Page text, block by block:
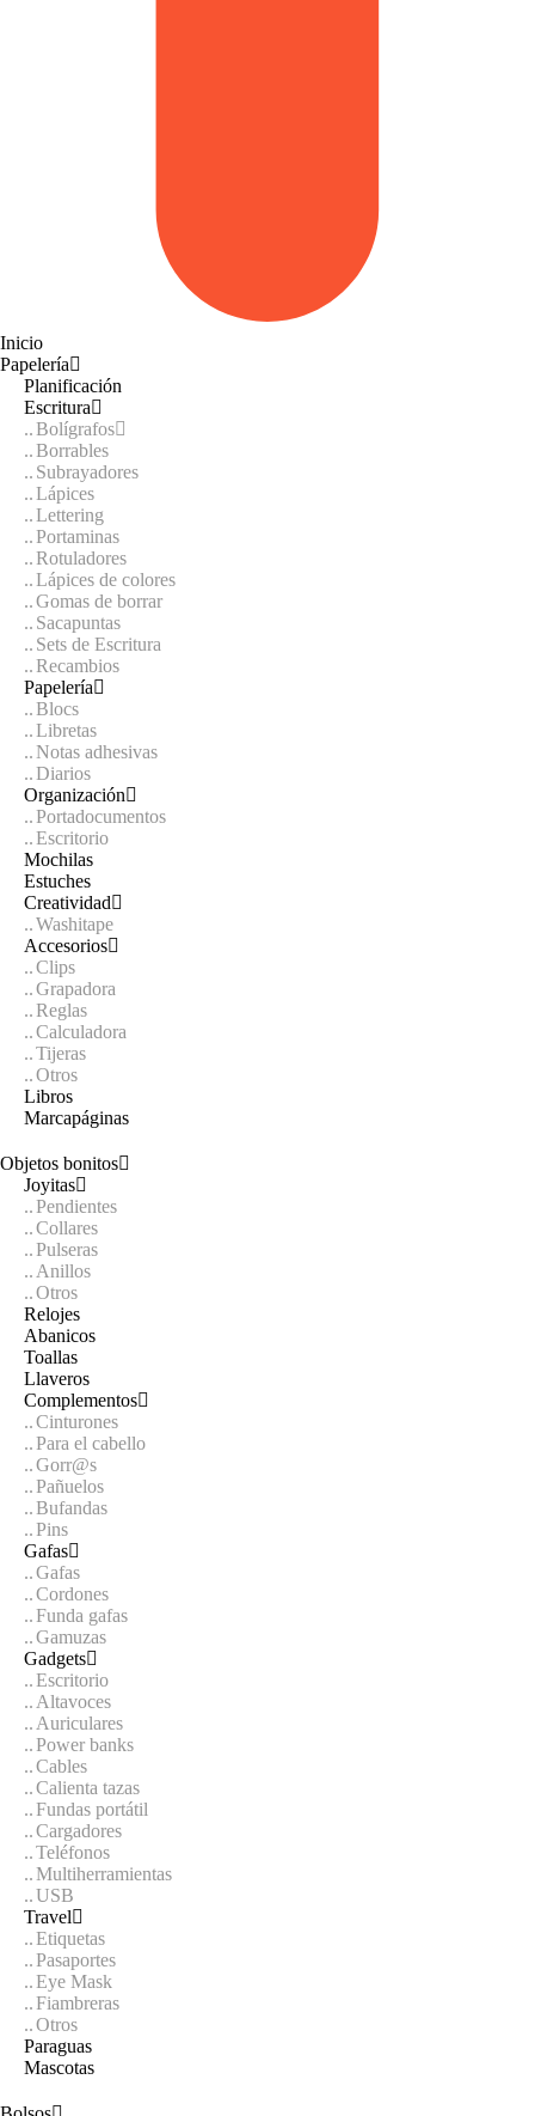
Inicio
Papelería
Planificación
Escritura
Bolígrafos
Borrables
Subrayadores
Lápices
Lettering
Portaminas
Rotuladores
Lápices de colores
Gomas de borrar
Sacapuntas
Sets de Escritura
Recambios
Papelería
Blocs
Libretas
Notas adhesivas
Diarios
Organización
Portadocumentos
Escritorio
Mochilas
Estuches
Creatividad
Washitape
Accesorios
Clips
Grapadora
Reglas
Calculadora
Tijeras
Otros
Libros
Marcapáginas
Objetos bonitos
Joyitas
Pendientes
Collares
Pulseras
Anillos
Otros
Relojes
Abanicos
Toallas
Llaveros
Complementos
Cinturones
Para el cabello
Gorr@s
Pañuelos
Bufandas
Pins
Gafas
Gafas
Cordones
Funda gafas
Gamuzas
Gadgets
Escritorio
Altavoces
Auriculares
Power banks
Cables
Calienta tazas
Fundas portátil
Cargadores
Teléfonos
Multiherramientas
USB
Travel
Etiquetas
Pasaportes
Eye Mask
Fiambreras
Otros
Paraguas
Mascotas